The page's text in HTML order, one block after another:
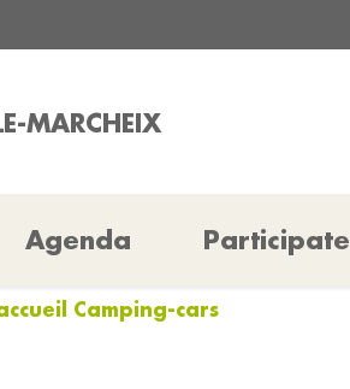
MARCHEIX
Agenda Participate
Camping-cars